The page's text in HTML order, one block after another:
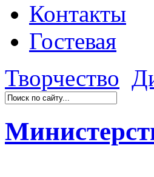
Контакты
Гостевая
Творчество